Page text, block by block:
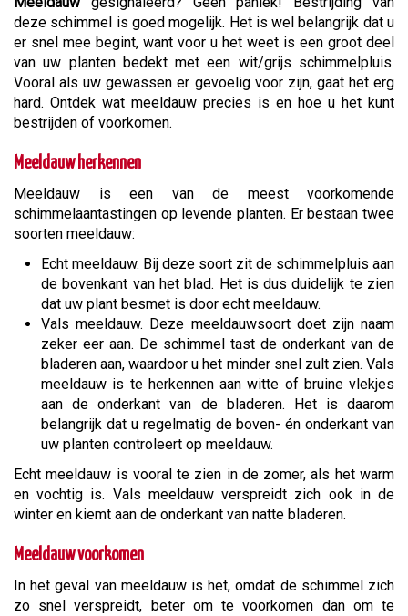
deze schimmel is goed mogelijk. Het is wel belangrijk dat u
er snel mee begint, want voor u het weet is een groot deel
van uw planten bedekt met een wit/grijs schimmelpluis.
Vooral als uw gewassen er gevoelig voor zijn, gaat het erg
hard. Ontdek wat meeldauw precies is en hoe u het kunt
bestrijden of voorkomen.
Meeldauw herkennen
Meeldauw is een van de meest voorkomende
schimmelaantastingen op levende planten. Er bestaan twee
soorten meeldauw:
Echt meeldauw. Bij deze soort zit de schimmelpluis aan
de bovenkant van het blad. Het is dus duidelijk te zien
dat uw plant besmet is door echt meeldauw.
Vals meeldauw. Deze meeldauwsoort doet zijn naam
zeker eer aan. De schimmel tast de onderkant van de
bladeren aan, waardoor u het minder snel zult zien. Vals
meeldauw is te herkennen aan witte of bruine vlekjes
aan de onderkant van de bladeren. Het is daarom
belangrijk dat u regelmatig de boven- én onderkant van
uw planten controleert op meeldauw.
Echt meeldauw is vooral te zien in de zomer, als het warm
en vochtig is. Vals meeldauw verspreidt zich ook in de
winter en kiemt aan de onderkant van natte bladeren.
Meeldauw voorkomen
In het geval van meeldauw is het, omdat de schimmel zich
zo snel verspreidt, beter om te voorkomen dan om te